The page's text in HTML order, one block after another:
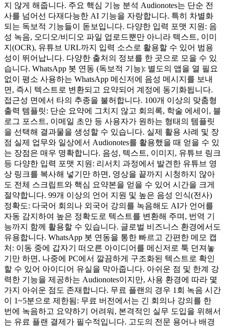
지 않게 해줍니다. 주요 핵심 기능 분석 Audionotes는 단순 전
사를 넘어선 다재다능한 AI 기능을 자랑합니다. 특히 차별화
되는 독보적 기능들이 돋보입니다. 다양한 입력 포맷 지원: 음
성 녹음, 오디오/비디오 파일 업로드뿐만 아니라 텍스트, 이미
지(OCR), 유튜브 URL까지 입력 소스로 활용할 수 있어 범용
성이 뛰어납니다. 다양한 출처의 정보를 한 곳으로 모을 수 있
습니다. WhatsApp 봇 연동 (독보적 기능): 별도의 앱을 열 필요
없이 평소 사용하는 WhatsApp 메신저에 음성 메시지를 보내
면, 즉시 텍스트로 변환되고 요약되어 계정에 동기화됩니다.
접근성 면에서 타의 추종을 불허합니다. 100개 이상의 맞춤형
출력 템플릿: 단순 요약에 그치지 않고 회의록, 학술 에세이, 블
로그 포스트, 이메일 초안 등 사용자가 원하는 형태의 템플릿
을 선택해 결과물을 생성할 수 있습니다. 실제 활용 사례 및 장
점 실제 업무와 일상에서 Audionotes를 활용했을 때 얻을 수 있
는 장점은 매우 명확합니다. 음성, 텍스트, 이미지, 유튜브 링크
등 다양한 입력 포맷 지원: 리서치 과정에서 발견한 유튜브 영
상 링크를 복사해 넣기만 하면, 영상을 끝까지 시청하지 않아
도 전체 스크립트와 핵심 요약본을 얻을 수 있어 시간을 크게
절약합니다. 99개 이상의 언어 지원 및 높은 음성 인식(전사)
정확도: 다국어 회의나 외국어 강의를 녹음해도 AI가 언어를
자동 감지하여 높은 정확도로 텍스트를 변환해 주며, 번역 기
능까지 함께 활용할 수 있습니다. 글로벌 비즈니스 환경에서도
유용합니다. WhatsApp 봇 연동을 통한 빠르고 간편한 메모 캡
처: 이동 중에 갑자기 떠오른 아이디어를 메신저로 툭 던져놓
기만 하면, 나중에 PC에서 깔끔하게 구조화된 텍스트로 확인
할 수 있어 아이디어 유실을 막아줍니다. 아쉬운 점 및 한계 강
력한 기능을 제공하는 Audionotes이지만, 사용 환경에 따라 몇
가지 아쉬운 점도 존재합니다. 무료 플랜의 경우 1회 녹음 시간
이 1~5분으로 제한됨: 무료 버전에서는 긴 회의나 강의를 한
번에 녹음하고 요약하기 어려워, 본격적인 실무 도입을 위해서
는 유료 플랜 결제가 필수적입니다. 고도의 전문 용어나 배경